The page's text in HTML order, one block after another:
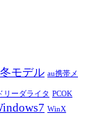
モデル au携帯メ
リーダライタ PCOK
WinX